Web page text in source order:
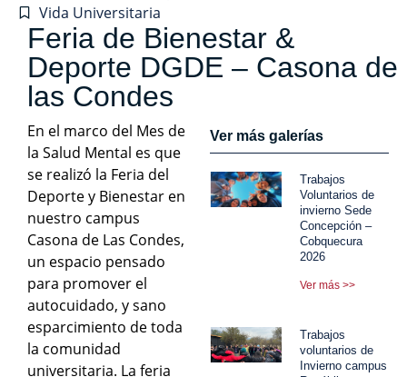
Vida Universitaria
Feria de Bienestar &
Deporte DGDE – Casona de
las Condes
En el marco del Mes de
la Salud Mental es que
se realizó la Feria del
Deporte y Bienestar en
nuestro campus
Casona de Las Condes,
un espacio pensado
para promover el
autocuidado, y sano
esparcimiento de toda
la comunidad
universitaria. La feria
Ver más galerías
Trabajos
Voluntarios de
invierno Sede
Concepción –
Cobquecura
2026
Ver más >>
Trabajos
voluntarios de
Invierno campus